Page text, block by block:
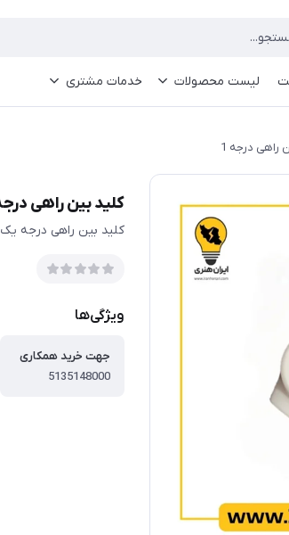
لیست محصولات خدمات مشتری
راهی درجه 1
کلید بین راهی درجه
کلید بین راهی درجه یک
ویژگی‌ها
جهت خرید همکاری
5135148000